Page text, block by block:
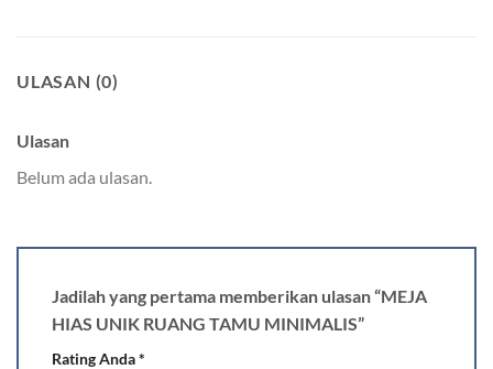
ULASAN (0)
Ulasan
Belum ada ulasan.
Jadilah yang pertama memberikan ulasan “MEJA
HIAS UNIK RUANG TAMU MINIMALIS”
Rating Anda*